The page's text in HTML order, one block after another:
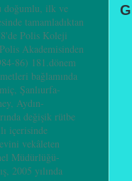
doğumlu, ilk ve
tamamladıktan
Polis Koleji
Akademisinden
86) 181.dönem
bağlamında
Şanlıurfa-
Aydın-
değişik rütbe
içerisinde
vekâleten
Müdürlüğü-
2005 yılında